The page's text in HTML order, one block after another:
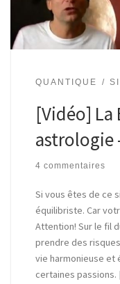
QUANTIQUE
[Vidéo] La
astrologie
4 commentaires
Si vous êtes de ce
équilibriste. Car
Attention! Sur le fil
prendre des
vie harmonieuse et
certaines